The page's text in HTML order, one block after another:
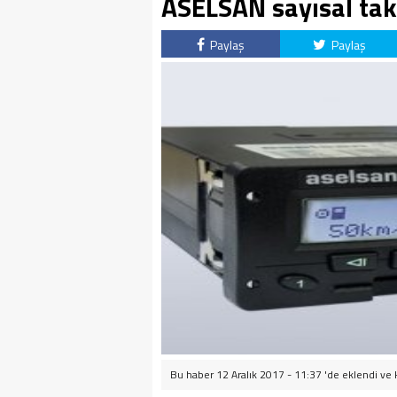
Paylaş Paylaş
Bu haber 12 Aralık 2017 - 11:37 'de eklendi ve